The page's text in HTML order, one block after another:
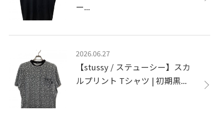
ー...
2026.06.27
【stussy / ステューシー】スカ
ルプリント Tシャツ | 初期黒...